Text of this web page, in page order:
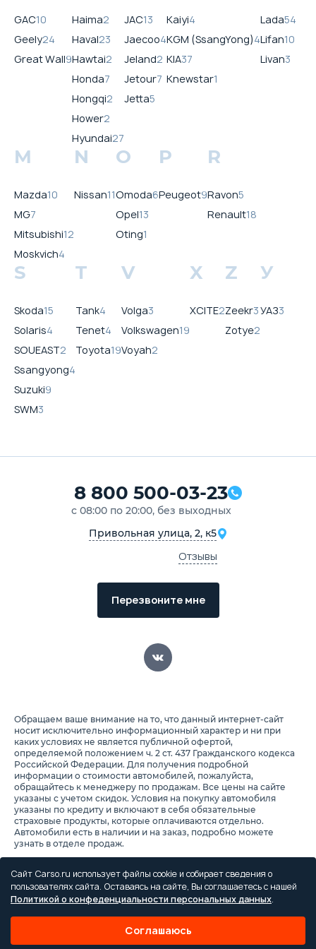
GAC10
Geely24
Great Wall9
Haima2
Haval23
Hawtai2
Honda7
Hongqi2
Hower2
Hyundai27
JAC13
Jaecoo4
Jeland2
Jetour7
Jetta5
Kaiyi4
KGM (SsangYong)4
KIA37
Knewstar1
Lada54
Lifan10
Livan3
M
Mazda10
MG7
Mitsubishi12
Moskvich4
N
Nissan11
O
Omoda6
Opel13
Oting1
P
Peugeot9
R
Ravon5
Renault18
S
Skoda15
Solaris4
SOUEAST2
Ssangyong4
Suzuki9
SWM3
T
Tank4
Tenet4
Toyota19
V
Volga3
Volkswagen19
Voyah2
X
XCITE2
Z
Zeekr3
Zotye2
У
УАЗ3
8 800 500-03-23
с 08:00 по 20:00, без выходных
Привольная улица, 2, к5
Отзывы
Перезвоните мне
Обращаем ваше внимание на то, что данный интернет-сайт
носит исключительно информационный характер и ни при
каких условиях не является публичной офертой,
определяемой положением ч. 2 ст. 437 Гражданского кодекса
Российской Федерации. Для получения подробной
информации о стоимости автомобилей, пожалуйста,
обращайтесь к менеджеру по продажам. Все цены на сайте
указаны с учетом скидок. Условия на покупку автомобиля
указаны по кредиту и включают в себя обязательные
страховые продукты, которые оплачиваются отдельно.
Автомобили есть в наличии и на заказ, подробно можете
узнать в отделе продаж.
Предоставляя свои персональные данные и используя
настоящий веб-сайт, Вы соглашаетесь с обработкой Ваших
персональных данных и принимаете условия их обработки.
Сайт Carso.ru использует файлы cookie и собирает сведения о
пользователях сайта. Оставаясь на сайте, Вы соглашаетесь с нашей
Политикой о конфеденциальности персональных данных.
Соглашаюсь